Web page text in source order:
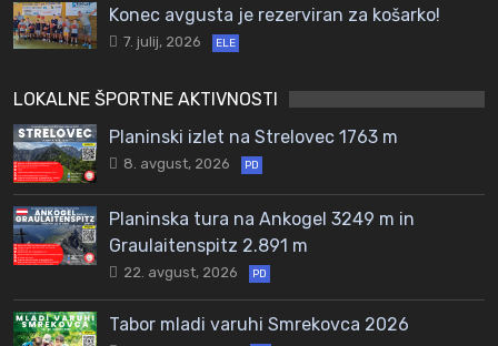
Konec avgusta je rezerviran za košarko!
7. julij, 2026 ELE
LOKALNE ŠPORTNE AKTIVNOSTI
Planinski izlet na Strelovec 1763 m
8. avgust, 2026 PD
Planinska tura na Ankogel 3249 m in
Graulaitenspitz 2.891 m
22. avgust, 2026 PD
Tabor mladi varuhi Smrekovca 2026